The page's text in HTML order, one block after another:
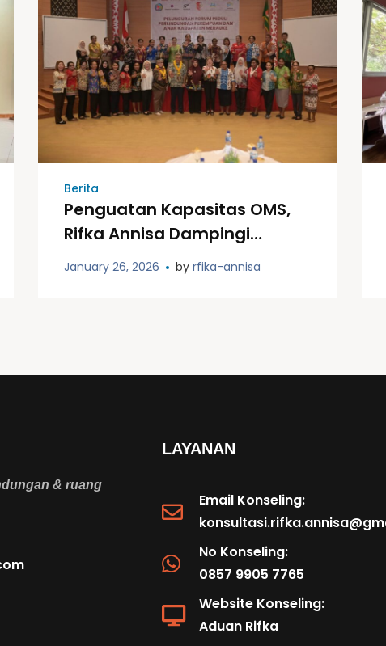
Berita
Penguatan Kapasitas OMS,
Rifka Annisa Dampingi
Pembentukan Forum PPA
January 26, 2026 by rfika-annisa
& ruang
LAYANAN
Email Konseling:
No Konseling:
0857 9905 7765
Website Konseling:
Aduan Rifka